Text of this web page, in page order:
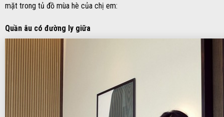
mặt trong tủ đồ mùa hè của chị em:
Quần âu có đường ly giữa